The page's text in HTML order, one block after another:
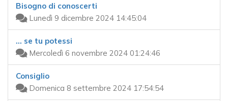
Bisogno di conoscerti
Lunedì 9 dicembre 2024 14:45:04
... se tu potessi
Mercoledì 6 novembre 2024 01:24:46
Consiglio
Domenica 8 settembre 2024 17:54:54